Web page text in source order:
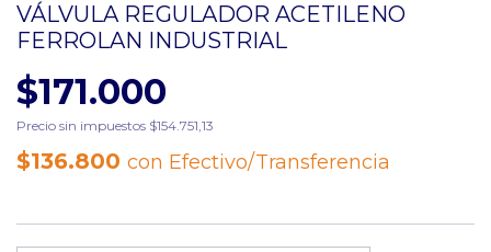
VÁLVULA REGULADOR ACETILENO
FERROLAN INDUSTRIAL
$171.000
Precio sin impuestos $154.751,13
$136.800 con Efectivo/Transferencia